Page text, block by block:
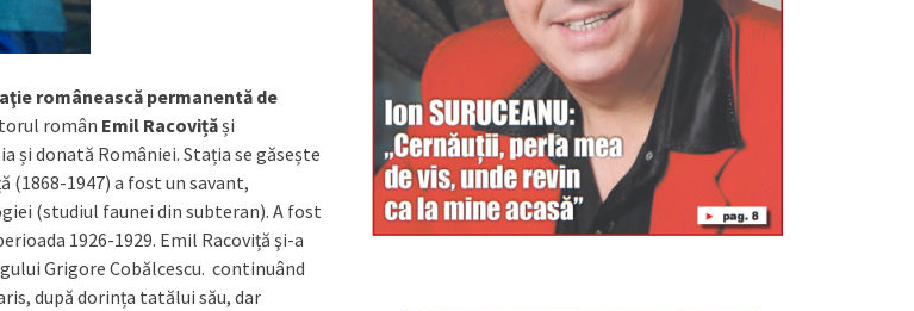
românească permanentă de
român Emil Racovițăși
și donată României. Stația se găsește
(1868-1947) a fost un savant,
(studiul faunei din subteran). A fost
1926-1929. Emil Racoviță şi-a
Grigore Cobălcescu. continuând
după dorința tatălui său, dar